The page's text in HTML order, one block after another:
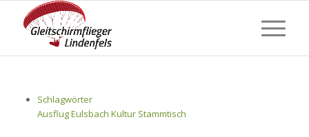
Schlagwörter
AusflugEulsbach Kultur Stammtisch